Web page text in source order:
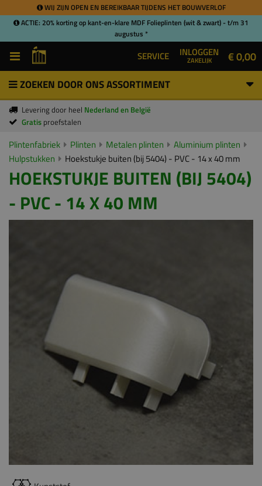
WIJ ZIJN OPEN EN BEREIKBAAR TIJDENS HET BOUWVERLOF
ACTIE: 20% korting op kant-en-klare MDF Folieplinten (wit & zwart) - t/m 31
augustus *
SERVICE INLOGGEN
ZAKELIJK € 0,00
ZOEKEN DOOR ONS ASSORTIMENT
Levering door heel Nederland en België
Gratis proefstalen
Plintenfabriek Plinten Metalen plinten
Aluminium plinten
Hulpstukken
Hoekstukje buiten (bij 5404) - PVC - 14 x 40 mm
HOEKSTUKJE BUITEN (BIJ 5404)
- PVC - 14 X 40 MM